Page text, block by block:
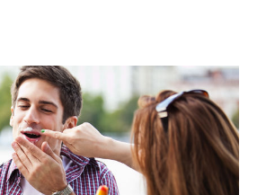
PROMOCIONES
SV (ES)